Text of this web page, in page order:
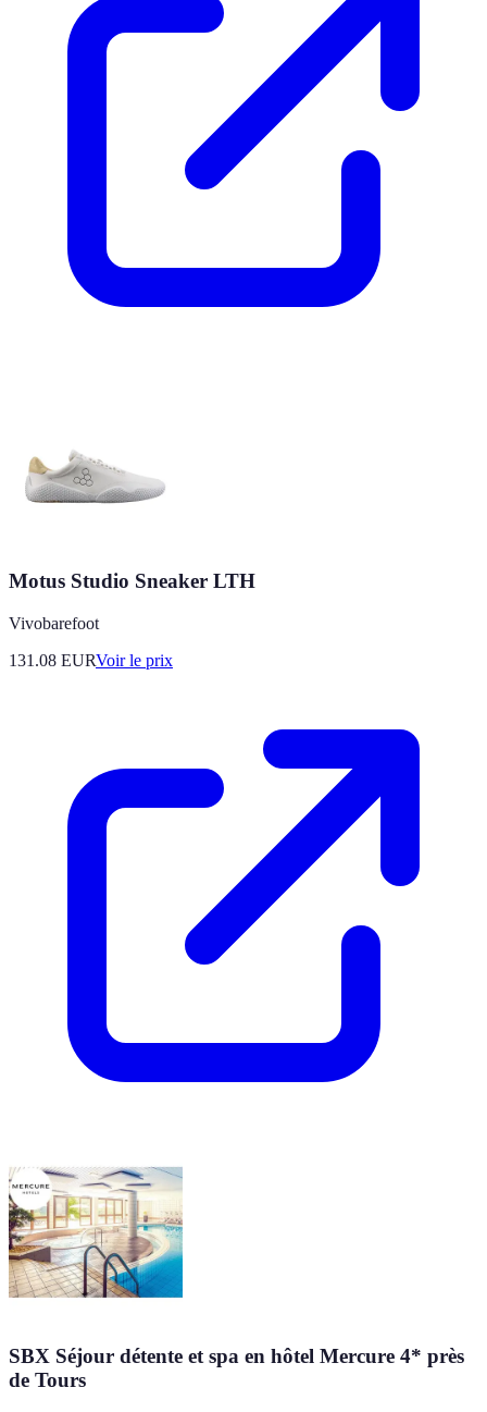
Motus Studio Sneaker LTH
Vivobarefoot
131.08 EURVoir le prix
SBX Séjour détente et spa en hôtel Mercure 4* près
de Tours